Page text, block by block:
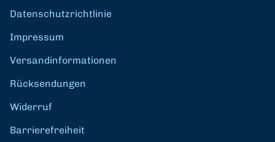
Datenschutzrichtlinie
Impressum
Versandinformationen
Rücksendungen
Widerruf
Barrierefreiheit